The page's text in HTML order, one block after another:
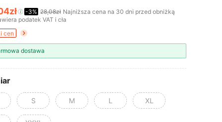
AND AVAILABILITY
-3% 28,08zł Najniższa cena na 30 dni przed obniżką
podatek VAT i cła
cen
dostawa
S M L XL